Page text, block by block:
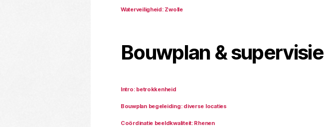
Waterveiligheid: Zwolle
Bouwplan & supervisie
Intro: betrokkenheid
Bouwplan begeleiding: diverse locaties
Coördinatie beeldkwaliteit: Rhenen